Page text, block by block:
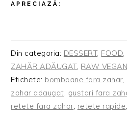
APRECIAZĂ:
Din categoria: DESSERT, FOOD,
ZAHĂR ADĂUGAT, RAW VEGAN
Etichete: bomboane fara zahar,
zahar adaugat, gustari fara
retete fara zahar, retete rapide,